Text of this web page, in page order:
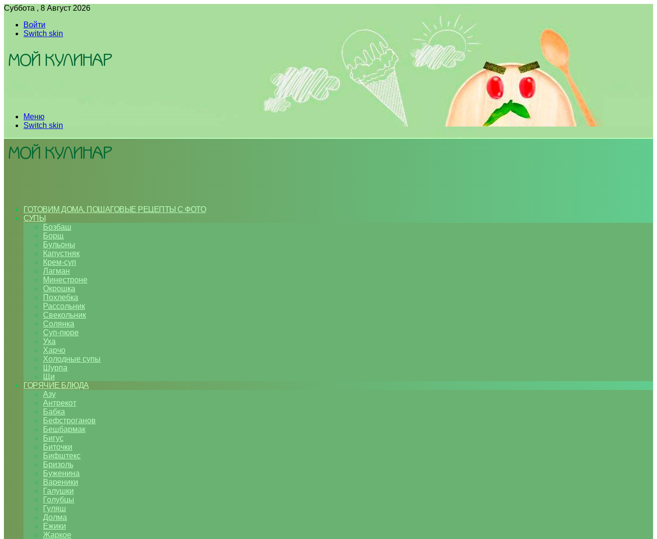
Суббота , 8 Август 2026
Войти
Switch skin
Меню
Switch skin
ГОТОВИМ ДОМА. ПОШАГОВЫЕ РЕЦЕПТЫ С ФОТО
СУПЫ
Бозбаш
Борщ
Бульоны
Капустняк
Крем-суп
Лагман
Минестроне
Окрошка
Похлебка
Рассольник
Свекольник
Солянка
Суп-пюре
Уха
Харчо
Холодные супы
Шурпа
Щи
ГОРЯЧИЕ БЛЮДА
Азу
Антрекот
Бабка
Бефстроганов
Бешбармак
Бигус
Биточки
Бифштекс
Бризоль
Буженина
Вареники
Галушки
Голубцы
Гуляш
Долма
Ежики
Жаркое